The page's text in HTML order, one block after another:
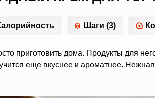
Шаги (3)
приготовить дома. Продукты для
еще вкуснее и ароматнее.